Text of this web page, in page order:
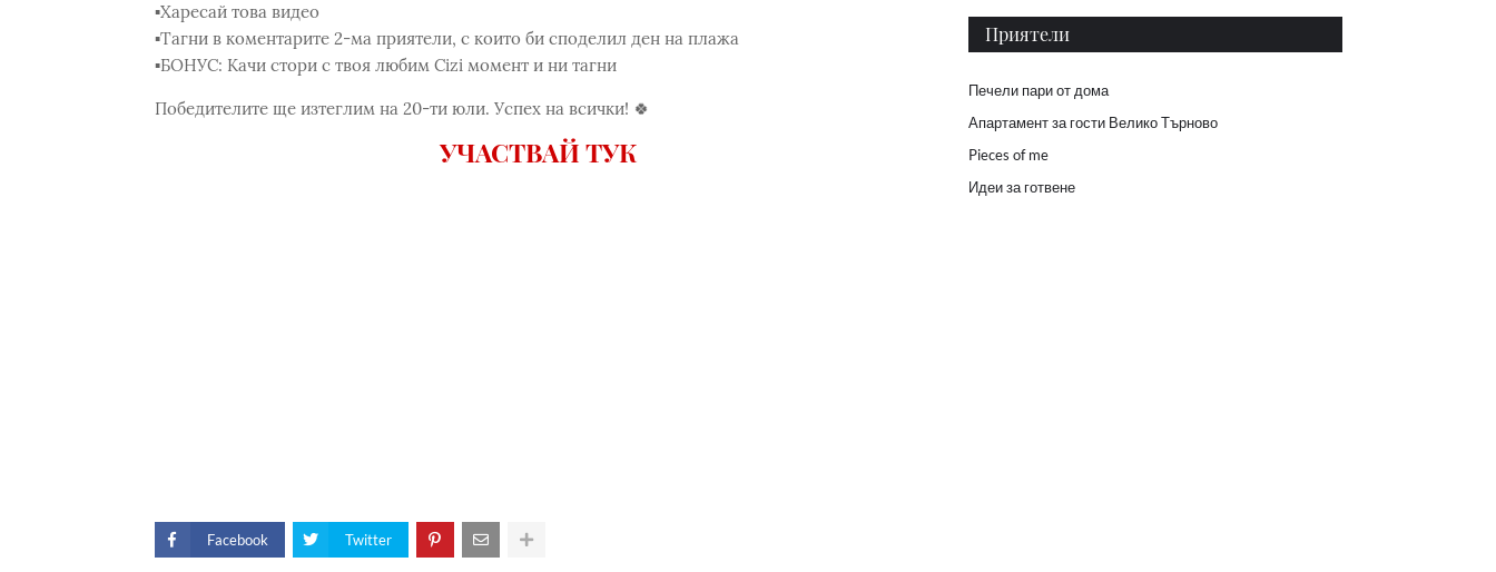
▪️Харесай това видео
▪️Тагни в коментарите 2-ма приятели, с които би споделил ден на плажа
▪️БОНУС: Качи стори с твоя любим Сizi момент и ни тагни
Победителите ще изтеглим на 20-ти юли. Успех на всички! 🍀
УЧАСТВАЙ ТУК
Facebook Twitter
Приятели
Печели пари от дома
Апартамент за гости Велико Търново
Pieces of me
Идеи за готвене